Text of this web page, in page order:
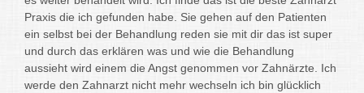
Praxis die ich gefunden habe. Sie gehen auf den Patienten
ein selbst bei der Behandlung reden sie mit dir das ist super
und durch das erklären was und wie die Behandlung
aussieht wird einem die Angst genommen vor Zahnärzte. Ich
werde den Zahnarzt nicht mehr wechseln ich bin glücklich